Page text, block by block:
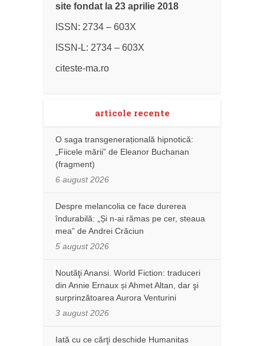
site fondat la 23 aprilie 2018
ISSN: 2734 – 603X
ISSN-L: 2734 – 603X
citeste-ma.ro
articole recente
O saga transgenerațională hipnotică:
„Fiicele mării” de Eleanor Buchanan
(fragment)
6 august 2026
Despre melancolia ce face durerea
îndurabilă: „Și n-ai rămas pe cer, steaua
mea” de Andrei Crăciun
5 august 2026
Noutăţi Anansi. World Fiction: traduceri
din Annie Ernaux și Ahmet Altan, dar şi
surprinzătoarea Aurora Venturini
3 august 2026
Iată cu ce cărţi deschide Humanitas